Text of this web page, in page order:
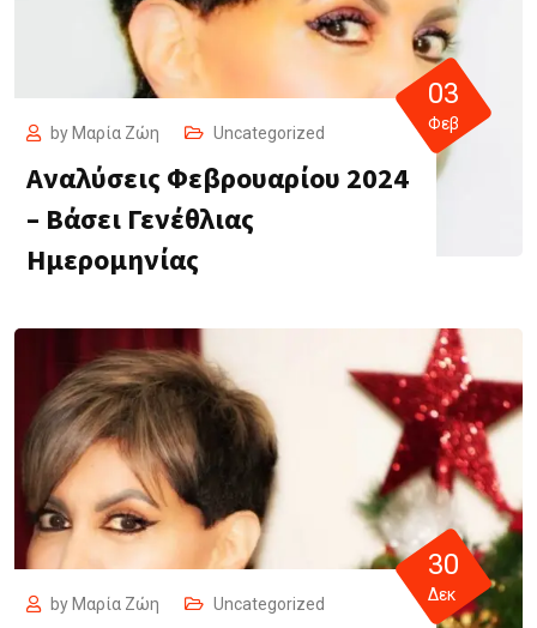
by Μαρία Ζώη Uncategorized
Αναλύσεις Φεβρουαρίου 2024
– Βάσει Γενέθλιας
Ημερομηνίας
03
Φεβ
by Μαρία Ζώη Uncategorized
30
Δεκ